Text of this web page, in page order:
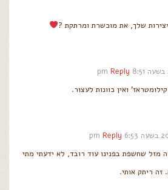
שלך, את מוכשרת ומרתקת ?
Reply
ואין כוונות לעצור.
Reply
מזל שחשפת בפנינו עוד רובד, לא ידעתי מתי
זה ריתק אותי.